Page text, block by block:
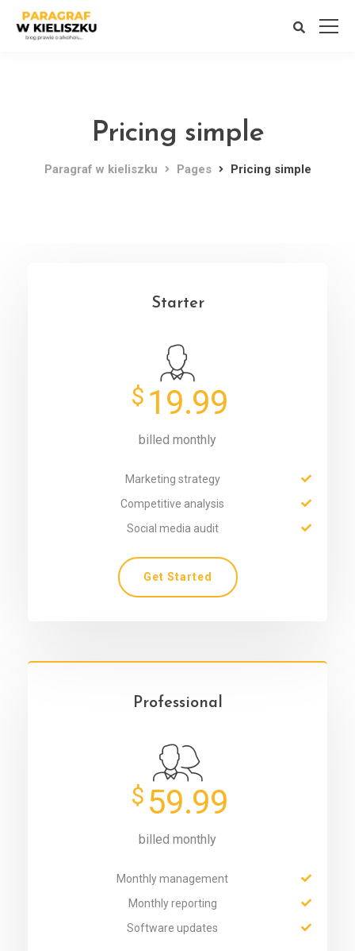
Pricing simple
Paragraf w kieliszku Pages Pricing simple
Starter
$ 19.99
billed monthly
Marketing strategy
Competitive analysis
Social media audit
Get Started
Professional
$ 59.99
billed monthly
Monthly management
Monthly reporting
Software updates